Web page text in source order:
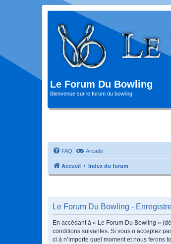
Le Forum Du Bowling
Bienvenue sur le forum du bowling
FAQ Arcade
Accueil Index du forum
Le Forum Du Bowling -
En accédant à « Le Forum Du Bowling »
conditions suivantes. Si vous n’acceptez
ci à n’importe quel moment et nous ferons